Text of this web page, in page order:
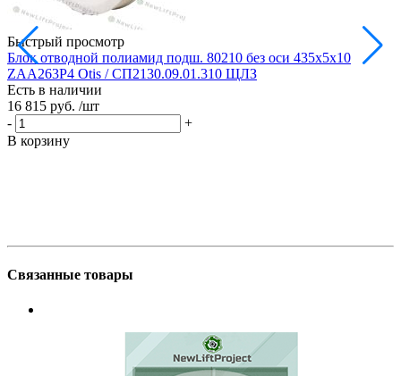
Быстрый просмотр
Блок отводной полиамид подш. 80210 без оси 435х5х10
ZAA263P4 Otis / СП2130.09.01.310 ЩЛЗ
Есть в наличии
16 815 руб. /шт
-
+
В корзину
Связанные товары